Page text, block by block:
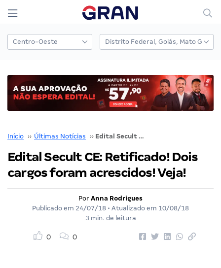
Início ›› Últimas Notícias ›› Edital Secult CE: Retificado! Dois cargos foram acrescidos! Veja!
Edital Secult CE: Retificado! Dois
cargos foram acrescidos! Veja!
Por Anna Rodrigues
Publicado em 24/07/18 • Atualizado em 10/08/18
3 min. de leitura
0 0